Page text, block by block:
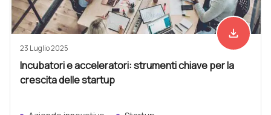
Scarica
file_download
23 Luglio 2025
Incubatori e acceleratori: strumenti chiave per la
crescita delle startup